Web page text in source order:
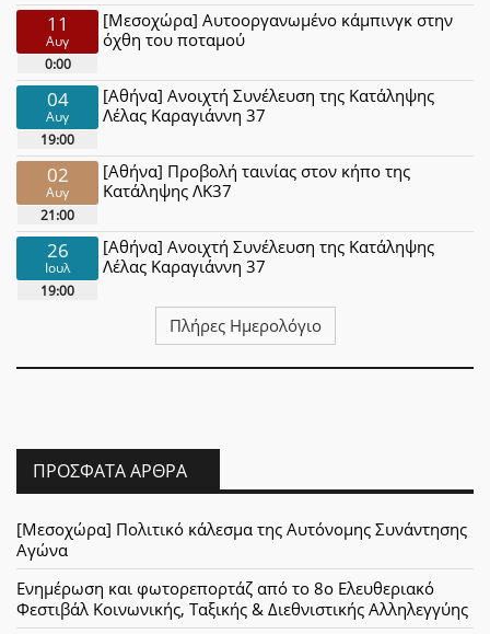
11
Αυγ
0:00
[Μεσοχώρα] Αυτοοργανωμένο κάμπινγκ στην
όχθη του ποταμού
04
Αυγ
19:00
[Αθήνα] Ανοιχτή Συνέλευση της Κατάληψης
Λέλας Καραγιάννη 37
02
Αυγ
21:00
[Αθήνα] Προβολή ταινίας στον κήπο της
Κατάληψης ΛΚ37
26
Ιουλ
19:00
[Αθήνα] Ανοιχτή Συνέλευση της Κατάληψης
Λέλας Καραγιάννη 37
Πλήρες Ημερολόγιο
ΠΡΌΣΦΑΤΑ ΆΡΘΡΑ
[Μεσοχώρα] Πολιτικό κάλεσμα της Αυτόνομης Συνάντησης
Αγώνα
Ενημέρωση και φωτορεπορτάζ από το 8ο Ελευθεριακό
Φεστιβάλ Κοινωνικής, Ταξικής & Διεθνιστικής Αλληλεγγύης